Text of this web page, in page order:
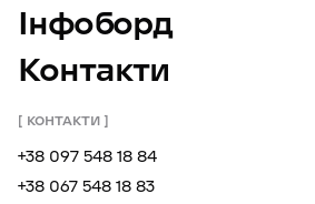
Інфоборд
Контакти
КОНТАКТИ
+38 097 548 18 84
+38 067 548 18 83